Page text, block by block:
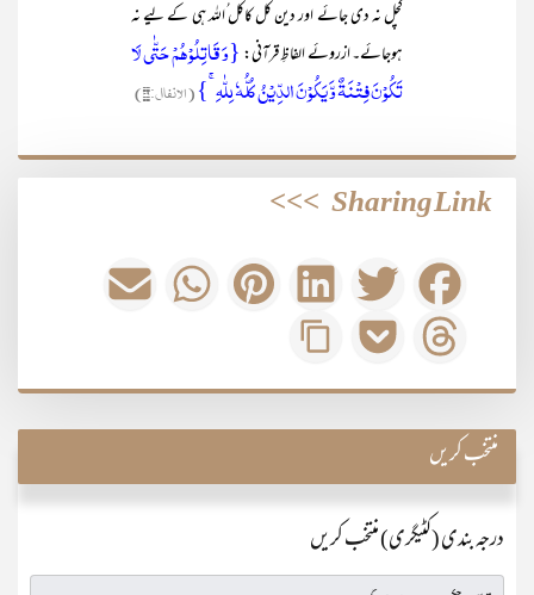
کچل نہ دی جائے اور دین کل کاکل ُاللہ ہی کے لیے نہ
ہوجائے۔ ازروئے الفاظِ قرآنی:{وَ قَاتِلُوۡہُمۡ حَتّٰی لَا
تَکُوۡنَ فِتۡنَۃٌ وَّ یَکُوۡنَ الدِّیۡنُ کُلُّہٗ لِلّٰہِ ۚ}(الانفال:۳۹)
Sharing Link
>>>
منتخب کریں
درجہ بندی (کٹیگری) منتخب کریں